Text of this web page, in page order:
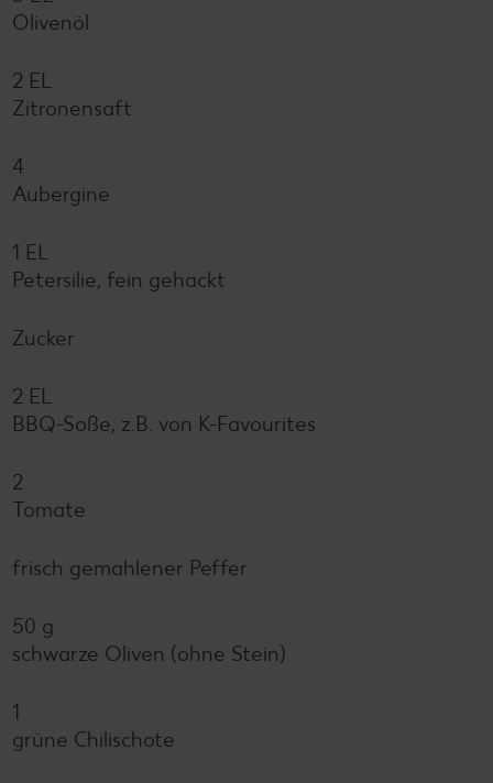
Olivenöl
2 EL
Zitronensaft
4
Aubergine
1 EL
Petersilie, fein gehackt
Zucker
2 EL
BBQ-Soße, z.B. von K-Favourites
2
Tomate
frisch gemahlener Peffer
50 g
schwarze Oliven (ohne Stein)
1
grüne Chilischote